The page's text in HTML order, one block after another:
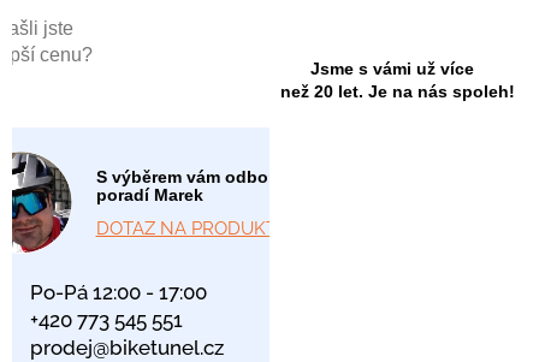
jste
cenu?
S výběrem vám odborně
poradí Marek
DOTAZ NA PRODUKT
Po-Pá 12:00 - 17:00
+420 773 545 551
prodej@biketunel.cz
Jsme s vámi už více
než 20 let. Je na nás spoleh!